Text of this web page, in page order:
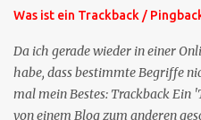
Was ist ein Trackback /
Da ich gerade wieder in einer
habe, dass bestimmte Begriffe
mal mein Bestes: Trackback Ein
von einem Blog zum anderen